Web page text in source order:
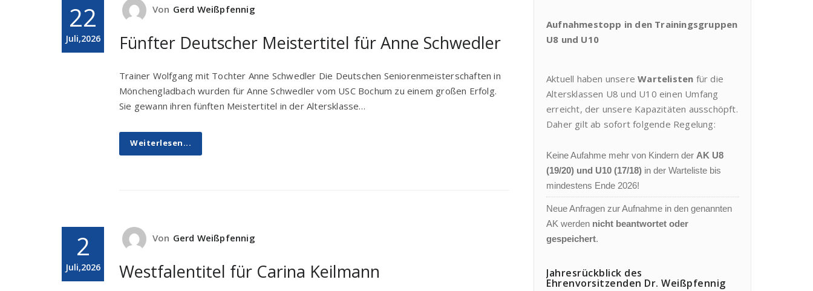
22
Juli,2026
Von Gerd Weißpfennig
Fünfter Deutscher Meistertitel für Anne Schwedler
Trainer Wolfgang mit Tochter Anne Schwedler Die Deutschen Seniorenmeisterschaften in
Mönchengladbach wurden für Anne Schwedler vom USC Bochum zu einem großen Erfolg.
Sie gewann ihren fünften Meistertitel in der Altersklasse…
Weiterlesen...
2
Juli,2026
Von Gerd Weißpfennig
Westfalentitel für Carina Keilmann
Aufnahmestopp in den Trainingsgruppen
U8 und U10
Aktuell haben unsereWartelisten für die
Altersklassen U8 und U10 einen Umfang
erreicht, der unsere Kapazitäten ausschöpft.
Daher gilt ab sofort folgende Regelung:
Keine Aufahme mehr von Kindern der AK U8
(19/20) und U10 (17/18) in der Warteliste bis
mindestens Ende 2026!
Neue Anfragen zur Aufnahme in den genannten
AK werden nicht beantwortet oder
gespeichert.
Jahresrückblick des
Ehrenvorsitzenden Dr. Weißpfennig